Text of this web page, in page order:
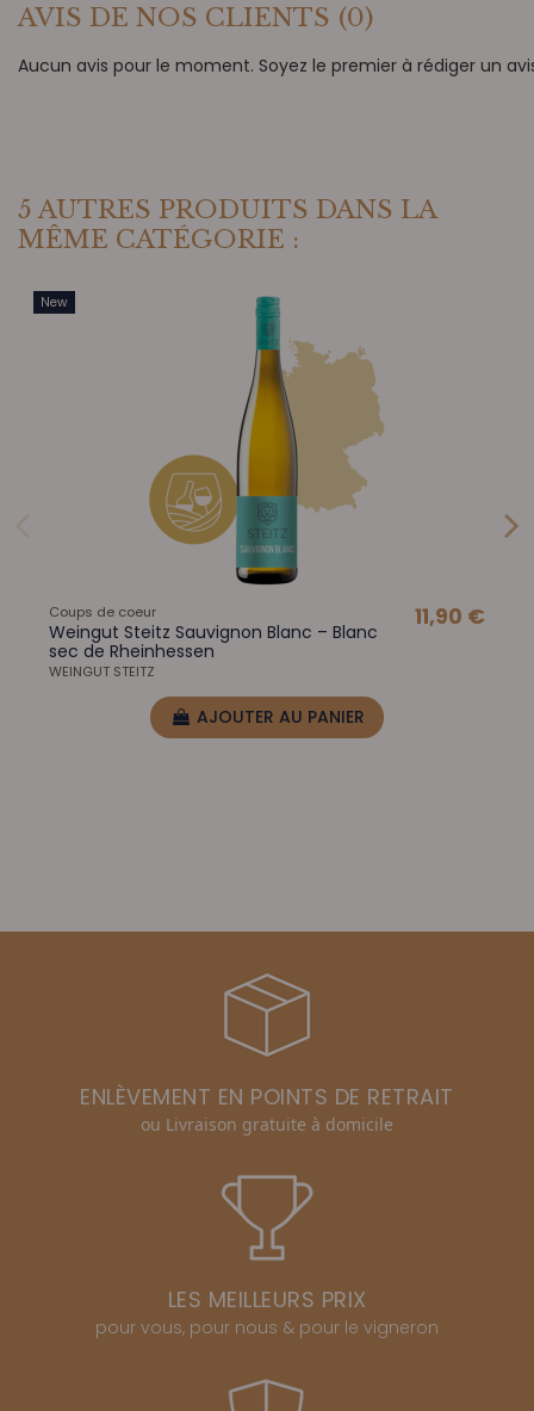
AVIS DE NOS CLIENTS (0)
Aucun avis pour le moment. Soyez le premier à rédiger un
5 AUTRES PRODUITS DANS LA
MÊME CATÉGORIE :
New
Coups de coeur
Weingut Steitz Sauvignon Blanc – Blanc
sec de Rheinhessen
WEINGUT STEITZ
11,90 €
AJOUTER AU PANIER
ENLÈVEMENT EN POINTS DE RETRAIT
ou Livraison gratuite à domicile
LES MEILLEURS PRIX
pour vous, pour nous & pour le vigneron